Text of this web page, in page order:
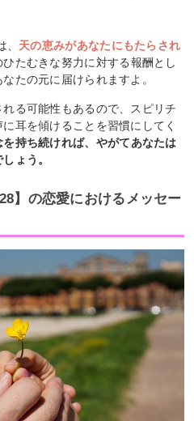
天の恵みがあなたにもたらされ
たむきな努力に対する報酬とし
たの元に届けられますよ。
る可能性もあるので、スピリチ
耳を傾けることを習慣にしてく
持ち続ければ、やがてあなたは
ょう。
】の恋愛におけるメッセー